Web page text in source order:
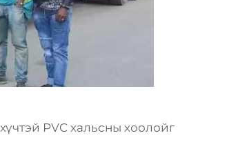
PVC хальсны хоолойг